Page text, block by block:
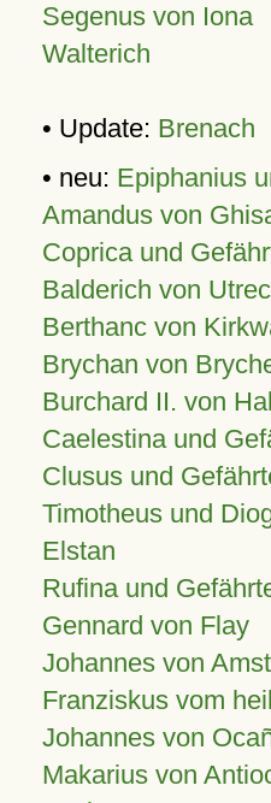
Segenus von Iona
Walterich
• Update: Brenach
• neu: Epiphanius
Amandus von
Coprica und
Balderich von
Berthanc von
Brychan von
Burchard II. von
Caelestina und
Clusus und
Timotheus und
Elstan
Rufina und
Gennard von Flay
Johannes von
Franziskus vom
Johannes von
Makarius von